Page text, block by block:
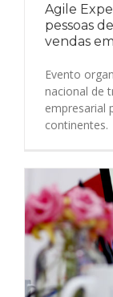
Agile
pessoas
vendas
Evento
nacional de
empresarial
continentes.